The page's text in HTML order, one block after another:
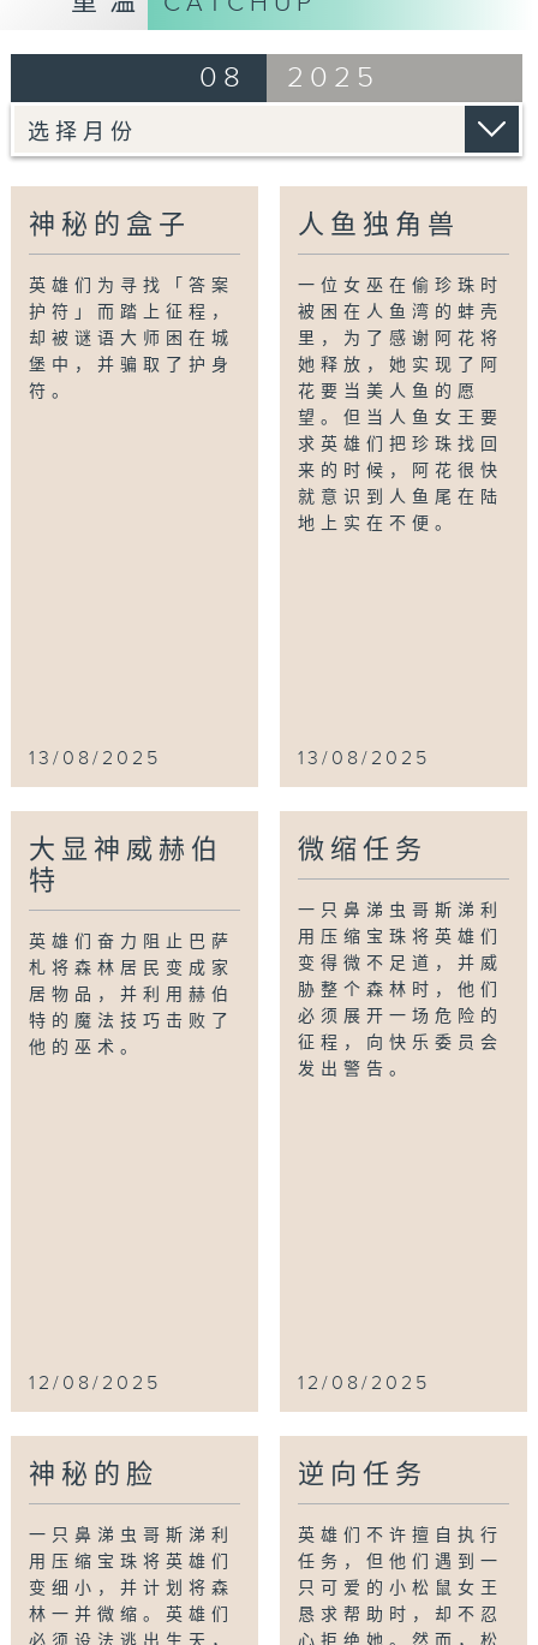
08 2025
神秘的盒子
英雄们为寻找「答案
护符」而踏上征程，
却被谜语大师困在城
堡中，并骗取了护身
符。
13/08/2025
人鱼独角兽
一位女巫在偷珍珠时
被困在人鱼湾的蚌壳
里，为了感谢阿花将
她释放，她实现了阿
花要当美人鱼的愿
望。但当人鱼女王要
求英雄们把珍珠找回
来的时候，阿花很快
就意识到人鱼尾在陆
地上实在不便。
13/08/2025
大显神威赫伯
特
英雄们奋力阻止巴萨
札将森林居民变成家
居物品，并利用赫伯
特的魔法技巧击败了
他的巫术。
12/08/2025
微缩任务
一只鼻涕虫哥斯涕利
用压缩宝珠将英雄们
变得微不足道，并威
胁整个森林时，他们
必须展开一场危险的
征程，向快乐委员会
发出警告。
12/08/2025
神秘的脸
一只鼻涕虫哥斯涕利
用压缩宝珠将英雄们
变细小，并计划将森
林一并微缩。英雄们
逆向任务
英雄们不许擅自执行
任务，但他们遇到一
只可爱的小松鼠女王
恳求帮助时，却不忍